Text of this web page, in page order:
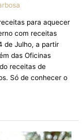
para aquecer
com receitas
de Julho, a partir
das Oficinas
receitas de
Só de conhecer o